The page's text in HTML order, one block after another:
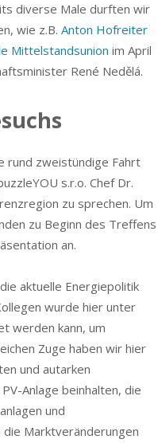
diverse Male durften wir
wie z.B. Anton Hofreiter
Mittelstandsunion im April
René Nedělá.
rund zweistündige Fahrt
s.r.o. Chef Dr.
zu sprechen. Um
zu Beginn des Treffens
an.
aktuelle Energiepolitik
wurde hier unter
werden kann, um
Zuge haben wir hier
und autarken
Anlage beinhalten, die
und
Marktveränderungen